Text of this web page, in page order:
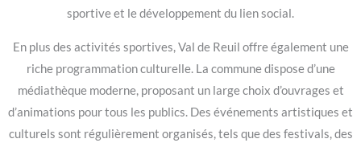
sportive et le développement du lien social.
En plus des activités sportives, Val de Reuil offre également une
riche programmation culturelle. La commune dispose d’une
médiathèque moderne, proposant un large choix d’ouvrages et
d’animations pour tous les publics. Des événements artistiques et
culturels sont régulièrement organisés, tels que des festivals, des